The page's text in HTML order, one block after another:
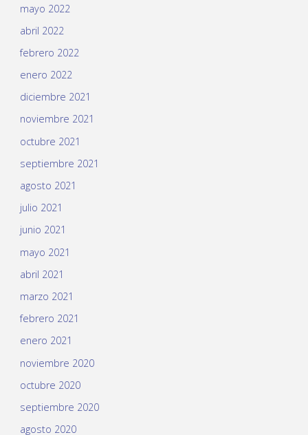
mayo 2022
abril 2022
febrero 2022
enero 2022
diciembre 2021
noviembre 2021
octubre 2021
septiembre 2021
agosto 2021
julio 2021
junio 2021
mayo 2021
abril 2021
marzo 2021
febrero 2021
enero 2021
noviembre 2020
octubre 2020
septiembre 2020
agosto 2020